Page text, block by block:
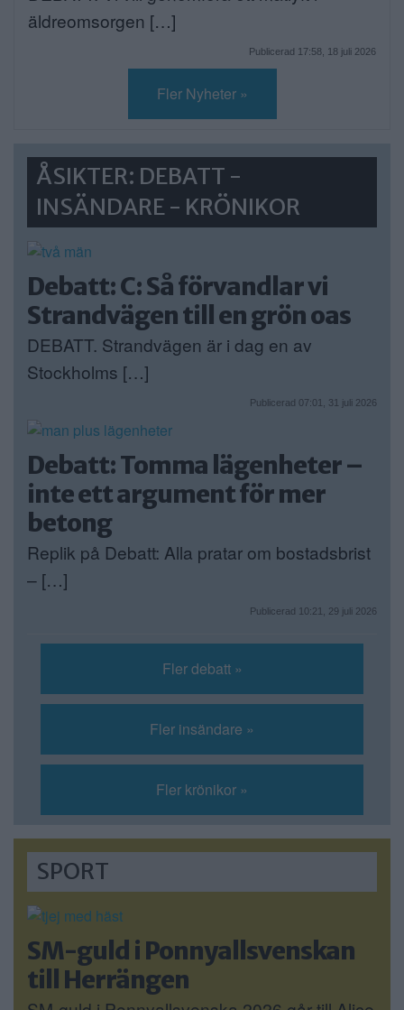
äldreomsorgen […]
Publicerad 17:58, 18 juli 2026
Fler Nyheter »
ÅSIKTER: DEBATT -
INSÄNDARE - KRÖNIKOR
Debatt: C: Så förvandlar vi
Strandvägen till en grön oas
DEBATT. Strandvägen är i dag en av
Stockholms […]
Publicerad 07:01, 31 juli 2026
Debatt: Tomma lägenheter –
inte ett argument för mer
betong
Replik på Debatt: Alla pratar om bostadsbrist
– […]
Publicerad 10:21, 29 juli 2026
Fler debatt »
Fler insändare »
Fler krönikor »
SPORT
SM-guld i Ponnyallsvenskan
till Herrängen